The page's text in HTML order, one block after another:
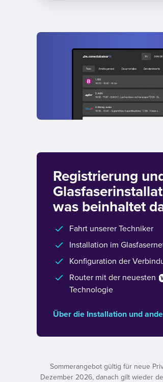
Registrierung
was beinhaltet
Fahrt unserer Techniker
Installation im
Konfiguration der
Router mit der neuesten
Technologie
Über die Installation und
Sommerangebot gültig für neue
Dezember 2026, danach gilt wieder